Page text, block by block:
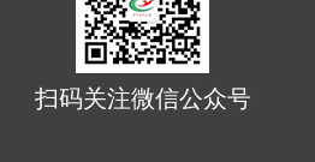
扫码关注微信公众号